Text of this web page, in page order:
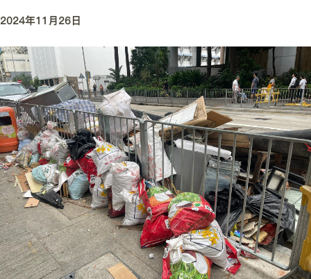
2024年11月26日